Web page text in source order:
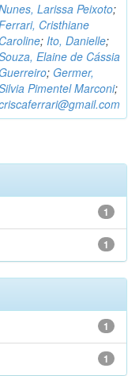
Larissa Peixoto;
Cristhiane
Caroline; Ito, Danielle;
Elaine de Cássia
Guerreiro; Germer,
Pimentel Marconi;
1
1
1
1